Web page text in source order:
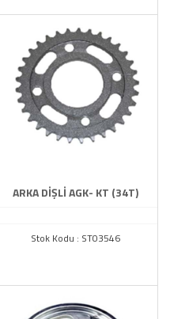
ARKA DİŞLİ AGK- KT (34T)
Stok Kodu : ST03546